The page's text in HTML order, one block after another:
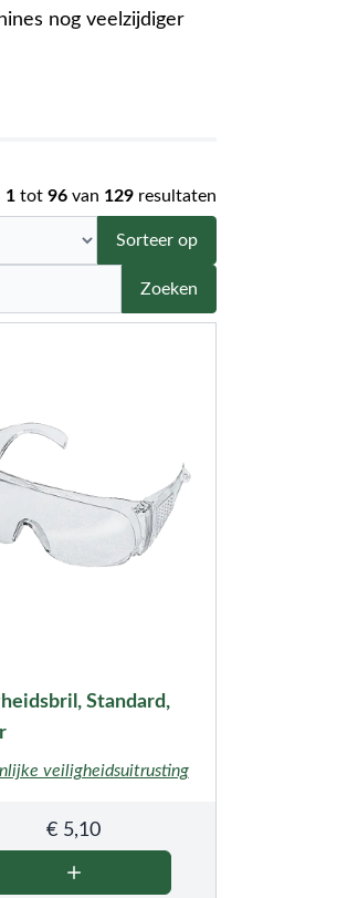
nog veelzijdiger
1 tot 96 van 129 resultaten
Sorteer op
Zoeken
Standard,
veiligheidsuitrusting
€ 5,10